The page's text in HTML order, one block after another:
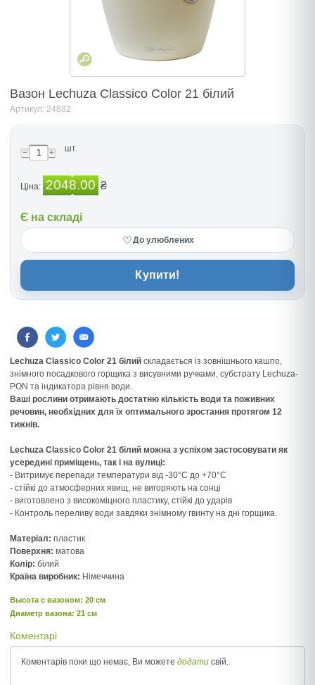
Вазон Lechuza Classico Color 21 білий
Артикул: 24882
шт.
Ціна: 2048.00 ₴
Є на складі
♡До улюблених
Купити!
Lechuza Classico Color 21 білий складається із зовнішнього кашпо,
знімного посадкового горщика з висувними ручками, субстрату Lechuza-
PON та індикатора рівня води.
Ваші рослини отримають достатню кількість води та поживних
речовин, необхідних для їх оптимального зростання протягом 12
тижнів.
Lechuza Classico Color 21 білий можна з успіхом застосовувати як
усередині приміщень, так і на вулиці:
- Витримує перепади температури від -30°С до +70°С
- стійкі до атмосферних явищ, не вигоряють на сонці
- виготовлено з високоміцного пластику, стійкі до ударів
- Контроль переливу води завдяки знімному гвинту на дні горщика.
Матеріал: пластик
Поверхня: матова
Колір: білий
Країна виробник: Німеччина
Высота c вазоном: 20 см
Диаметр вазона: 21 см
Коментарі
Коментарів поки що немає, Ви можете додати свій.